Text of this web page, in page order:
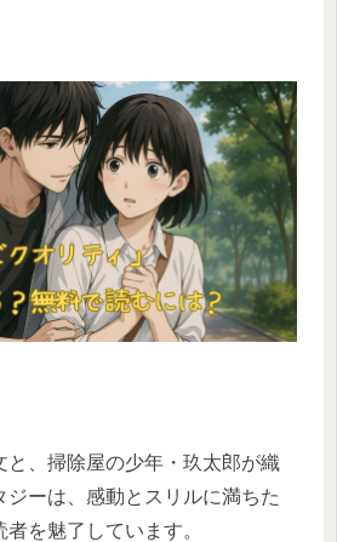
と、掃除屋の少年・玖太郎が織
ジーは、感動とスリルに満ちた
を魅了しています。